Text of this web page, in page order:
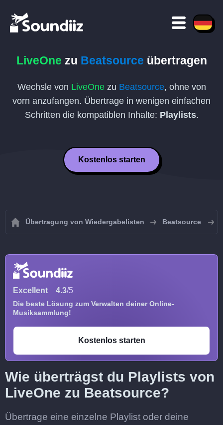
LiveOne zu Beatsource übertragen
Wechsle von LiveOnezu Beatsource, ohne von
vorn anzufangen. Übertrage in wenigen einfachen
Schritten die kompatiblen Inhalte: Playlists.
Kostenlos starten
Übertragung von Wiedergabelisten Beatsource
Excellent 4.3/5
Die beste Lösung zum Verwalten deiner Online-
Musiksammlung!
Kostenlos starten
Wie überträgst du Playlists von
LiveOne zu Beatsource?
Übertrage eine einzelne Playlist oder deine